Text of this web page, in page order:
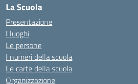
La Scuola
Presentazione
I luoghi
Le persone
I numeri della scuola
Le carte della scuola
Organizzazione